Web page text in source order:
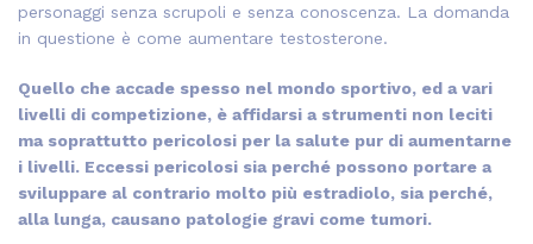
personaggi senza scrupoli e senza conoscenza. La domanda
in questione è come aumentare testosterone.
Quello che accade spesso nel mondo sportivo, ed a vari
livelli di competizione, è affidarsi a strumenti non leciti
ma soprattutto pericolosi per la salute pur di aumentarne
i livelli. Eccessi pericolosi sia perché possono portare a
sviluppare al contrario molto più estradiolo, sia perché,
alla lunga, causano patologie gravi come tumori.